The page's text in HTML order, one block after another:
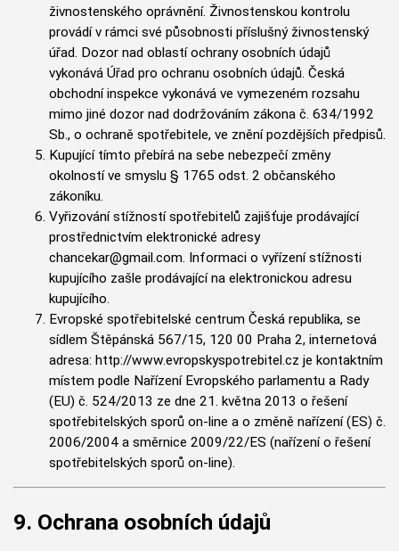
živnostenského oprávnění. Živnostenskou kontrolu
provádí v rámci své působnosti příslušný živnostenský
úřad. Dozor nad oblastí ochrany osobních údajů
vykonává Úřad pro ochranu osobních údajů. Česká
obchodní inspekce vykonává ve vymezeném rozsahu
mimo jiné dozor nad dodržováním zákona č. 634/1992
Sb., o ochraně spotřebitele, ve znění pozdějších předpisů.
Kupující tímto přebírá na sebe nebezpečí změny
okolností ve smyslu § 1765 odst. 2 občanského
zákoníku.
Vyřizování stížností spotřebitelů zajišťuje prodávající
prostřednictvím elektronické adresy
chancekar@gmail.com. Informaci o vyřízení stížnosti
kupujícího zašle prodávající na elektronickou adresu
kupujícího.
Evropské spotřebitelské centrum Česká republika, se
sídlem Štěpánská 567/15, 120 00 Praha 2, internetová
adresa: http://www.evropskyspotrebitel.cz je kontaktním
místem podle Nařízení Evropského parlamentu a Rady
(EU) č. 524/2013 ze dne 21. května 2013 o řešení
spotřebitelských sporů on-line a o změně nařízení (ES) č.
2006/2004 a směrnice 2009/22/ES (nařízení o řešení
spotřebitelských sporů on-line).
9. Ochrana osobních údajů